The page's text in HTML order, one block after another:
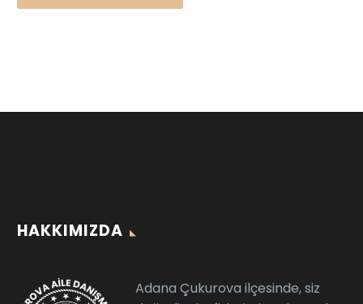
HAKKIMIZDA
Adana Çukurova ilçesinde, siz